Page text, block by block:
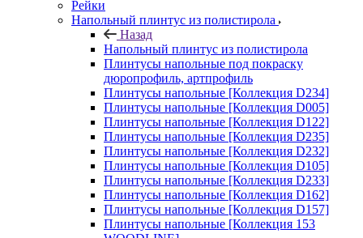
Рейки
Напольный плинтус из полистирола
Назад
Напольный плинтус из полистирола
Плинтусы напольные под покраску
дюропрофиль, артпрофиль
Плинтусы напольные [Коллекция D234]
Плинтусы напольные [Коллекция D005]
Плинтусы напольные [Коллекция D122]
Плинтусы напольные [Коллекция D235]
Плинтусы напольные [Коллекция D232]
Плинтусы напольные [Коллекция D105]
Плинтусы напольные [Коллекция D233]
Плинтусы напольные [Коллекция D162]
Плинтусы напольные [Коллекция D157]
Плинтусы напольные [Коллекция 153